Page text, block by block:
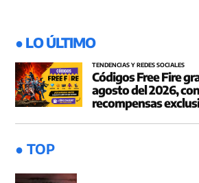
● LO ÚLTIMO
TENDENCIAS Y REDES SOCIALES
Códigos Free Fire
agosto del 2026,
recompensas
● TOP